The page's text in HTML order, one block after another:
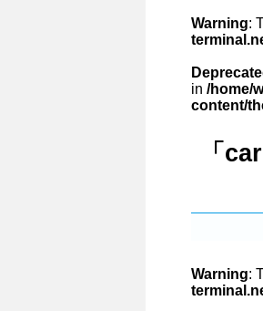
Warning:
in /home/
content/
「
Warning: